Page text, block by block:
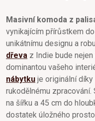
Masivní komoda z
vynikajícím přírůstkem
unikátnímu designu a
dřeva z Indie bude
dominantou vašeho
nábytku je originální
rukodělnému zpracování.
na šířku a 45 cm do
dostatek úložného